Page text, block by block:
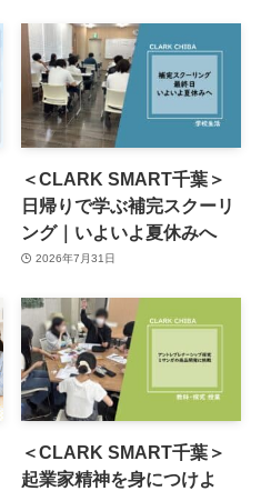
＜CLARK SMART千葉＞
日帰りで学ぶ補完スクーリ
ング｜いよいよ夏休みへ
2026年7月31日
＜CLARK SMART千葉＞
起業家精神を身につけよ